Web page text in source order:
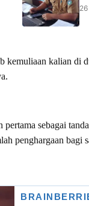
26
kalian di
sebagai
penghargaan bagi